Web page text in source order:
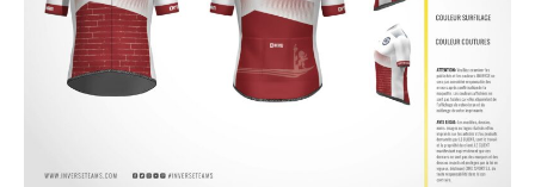
ouverte